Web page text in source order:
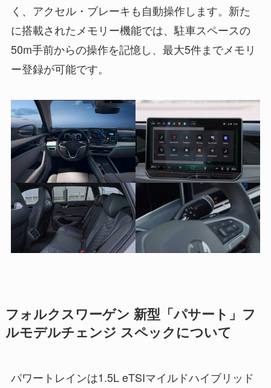
く、アクセル・ブレーキも自動操作します。新た
に搭載されたメモリー機能では、駐車スペースの
50m手前からの操作を記憶し、最大5件までメモリ
ー登録が可能です。
フォルクスワーゲン 新型「パサート」フ
ルモデルチェンジ スペックについて
パワートレインは1.5L eTSIマイルドハイブリッド